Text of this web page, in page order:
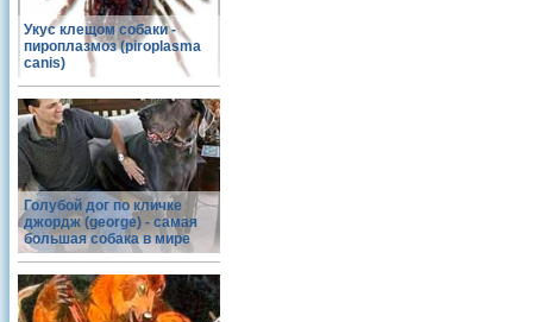
Укус клещом собаки -
пироплазмоз (piroplasma
canis)
Голубой дог по кличке
джордж (george) - самая
большая собака в мире